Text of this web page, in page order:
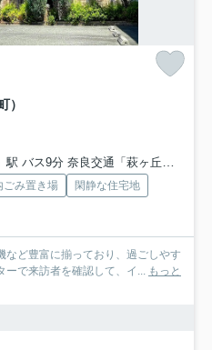
）
9分 奈良交通「萩ヶ丘」 停歩5分
ごみ置き場
閑静な住宅地
ど豊富に揃っており、過ごしやす
ーで来訪者を確認して、イ... もっと